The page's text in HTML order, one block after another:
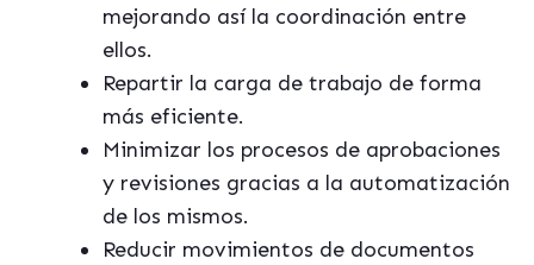
mejorando así la coordinación entre
ellos.
Repartir la carga de trabajo de forma
más eficiente.
Minimizar los procesos de aprobaciones
y revisiones gracias a la automatización
de los mismos.
Reducir movimientos de documentos